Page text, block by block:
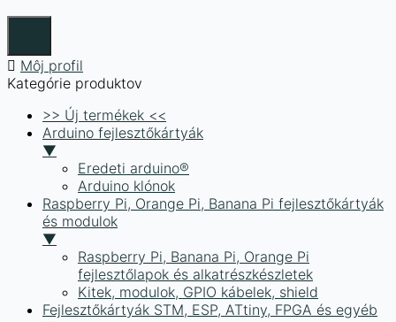
Môj profil
Kategórie produktov
>> Új termékek <<
Arduino fejlesztőkártyák
▼
Eredeti arduino®
Arduino klónok
Raspberry Pi, Orange Pi, Banana Pi fejlesztőkártyák
és modulok
▼
Raspberry Pi, Banana Pi, Orange Pi
fejlesztőlapok és alkatrészkészletek
Kitek, modulok, GPIO kábelek, shield
Fejlesztőkártyák STM, ESP, ATtiny, FPGA és egyéb